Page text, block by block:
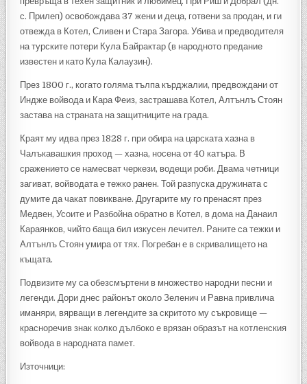
с. Прилеп) освобождава 37 жени и деца, готвени за продан, и ги
отвежда в Котел, Сливен и Стара Загора. Убива и предводителя
на турските потери Кула Байрактар (в народното предание
известен и като Кула Калаузин).
През 1800 г., когато голяма тълпа кърджалии, предвождани от
Индже войвода и Кара Феиз, застрашава Котел, Алтънлъ Стоян
застава на страната на защитниците на града.
Краят му идва през 1828 г. при обира на царската хазна в
Чалъкавашкия проход — хазна, носена от 40 катъра. В
сражението се намесват черкези, водещи роби. Двама четници
загиват, войводата е тежко ранен. Той разпуска дружината с
думите да чакат повикване. Другарите му го пренасят през
Медвен, Усоите и Разбойна обратно в Котел, в дома на Данаил
Караянков, чийто баща бил изкусен лечител. Раните са тежки и
Алтънлъ Стоян умира от тях. Погребан е в скривалището на
къщата.
Подвизите му са обезсмъртени в множество народни песни и
легенди. Дори днес районът около Зеленич и Равна привлича
иманяри, вярващи в легендите за скритото му съкровище —
красноречив знак колко дълбоко е врязан образът на котленския
войвода в народната памет.
Източници: